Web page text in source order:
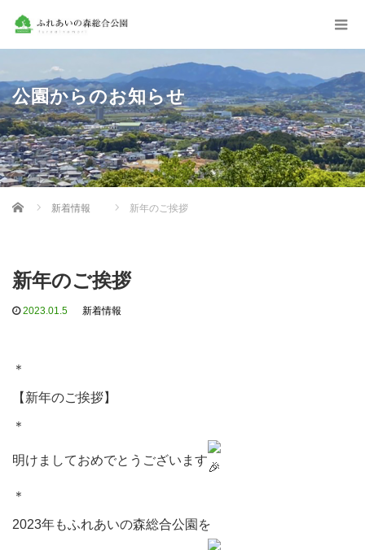
公園からのお知らせ
Home 新着情報 新年のご挨拶
新年のご挨拶
2023.01.5 新着情報
＊⁡
【新年のご挨拶】⁡
＊⁡
明けましておめでとうございます
＊⁡
2023年もふれあいの森総合公園を